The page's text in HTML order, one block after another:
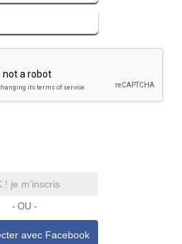
! je m'inscris
- OU -
avec Facebook